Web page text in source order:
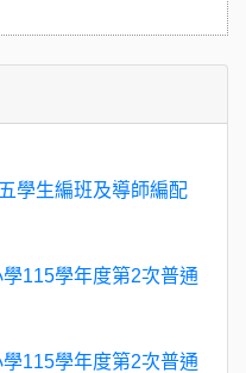
學生編班及導師編配
115學年度第2次普通
115學年度第2次普通